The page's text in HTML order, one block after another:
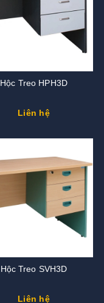
Hộc Treo HPH3D
Liên hệ
Hộc Treo SVH3D
Liên hệ